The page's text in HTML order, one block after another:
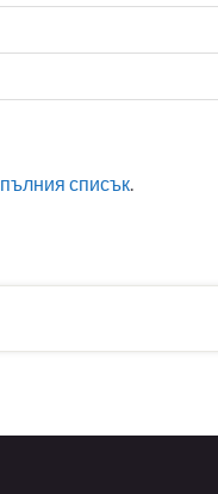
пълния списък.